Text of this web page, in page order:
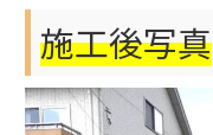
施工後写真